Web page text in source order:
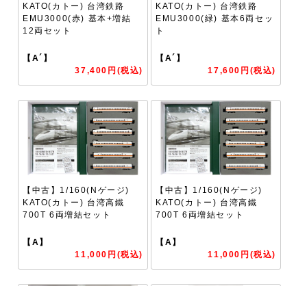
KATO(カトー) 台湾鉄路
EMU3000(赤) 基本+増結
12両セット
【A´】
37,400円(税込)
KATO(カトー) 台湾鉄路
EMU3000(緑) 基本6両セッ
ト
【A´】
17,600円(税込)
【中古】1/160(Nゲージ)
KATO(カトー) 台湾高鐵
700T 6両増結セット
【A】
11,000円(税込)
【中古】1/160(Nゲージ)
KATO(カトー) 台湾高鐵
700T 6両増結セット
【A】
11,000円(税込)